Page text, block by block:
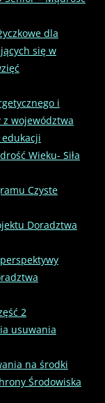
dla
się w
i
z województwa
Wieku- Siła
Czyste
Doradztwa
2
usuwania
na środki
Środowiska